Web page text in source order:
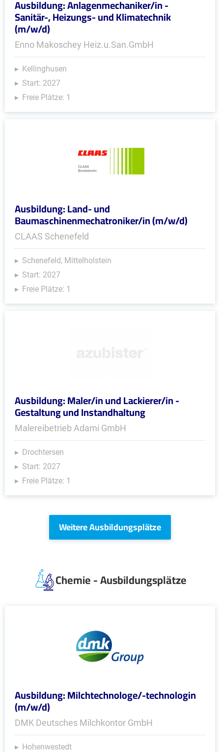
Ausbildung: Anlagenmechaniker/in -
Sanitär-, Heizungs- und Klimatechnik
(m/w/d)
Enno Makoschey Heiz.u.San.GmbH
Kellinghusen
Start: 2027
Freie Plätze: 1
Ausbildung: Land- und
Baumaschinenmechatroniker/in (m/w/d)
CLAAS Schenefeld
Schenefeld, Mittelholstein
Start: 2027
Freie Plätze: 1
Ausbildung: Maler/in und Lackierer/in -
Gestaltung und Instandhaltung
Malereibetrieb Adami GmbH
Drochtersen
Start: 2027
Freie Plätze: 1
Weitere Ausbildungsplätze
Chemie - Ausbildungsplätze
Ausbildung: Milchtechnologe/-technologin
(m/w/d)
DMK Deutsches Milchkontor GmbH
Hohenwestedt